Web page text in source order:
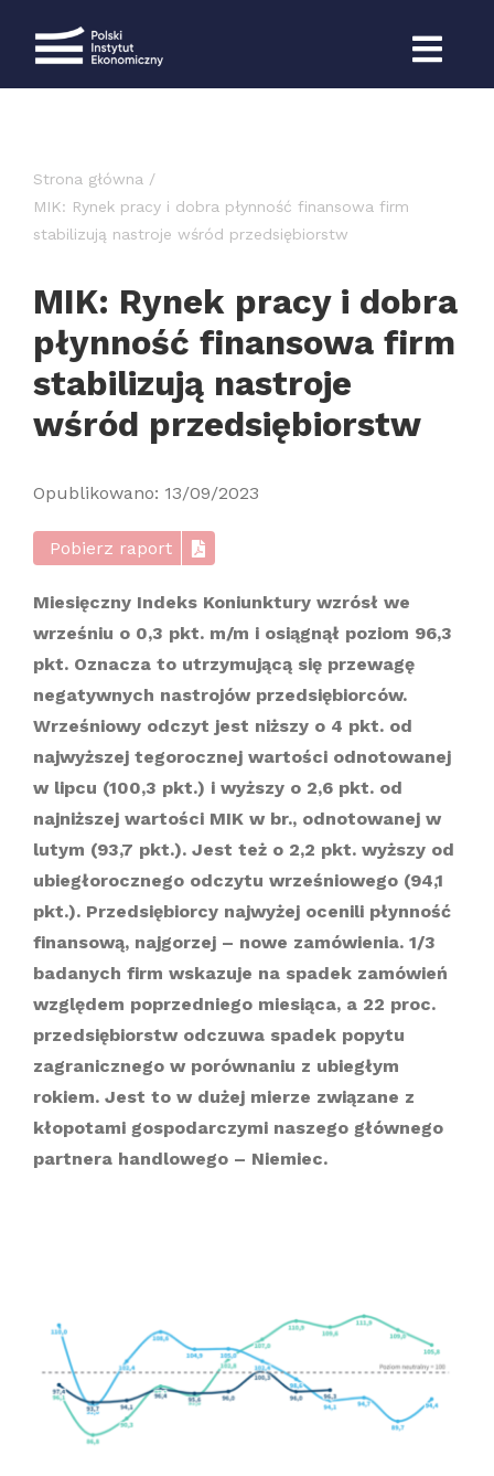
Strona główna
MIK: Rynek pracy i dobra płynność finansowa firm
stabilizują nastroje wśród przedsiębiorstw
MIK: Rynek pracy i dobra
płynność finansowa firm
stabilizują nastroje
wśród przedsiębiorstw
Opublikowano: 13/09/2023
Pobierz raport
Miesięczny Indeks Koniunktury wzrósł we
wrześniu o 0,3 pkt. m/m i osiągnął poziom 96,3
pkt. Oznacza to utrzymującą się przewagę
negatywnych nastrojów przedsiębiorców.
Wrześniowy odczyt jest niższy o 4 pkt. od
najwyższej tegorocznej wartości odnotowanej
w lipcu (100,3 pkt.) i wyższy o 2,6 pkt. od
najniższej wartości MIK w br., odnotowanej w
lutym (93,7 pkt.). Jest też o 2,2 pkt. wyższy od
ubiegłorocznego odczytu wrześniowego (94,1
pkt.). Przedsiębiorcy najwyżej ocenili płynność
finansową, najgorzej – nowe zamówienia. 1/3
badanych firm wskazuje na spadek zamówień
względem poprzedniego miesiąca, a 22 proc.
przedsiębiorstw odczuwa spadek popytu
zagranicznego w porównaniu z ubiegłym
rokiem. Jest to w dużej mierze związane z
kłopotami gospodarczymi naszego głównego
partnera handlowego – Niemiec.